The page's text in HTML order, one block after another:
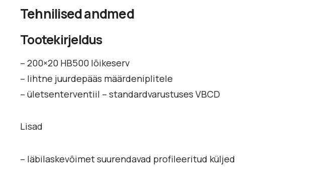
Tehnilised andmed
Tootekirjeldus
– 200×20 HB500 lõikeserv
– lihtne juurdepääs määrdeniplitele
– ületsenterventiil – standardvarustuses VBCD
Lisad
– läbilaskevõimet suurendavad profileeritud küljed